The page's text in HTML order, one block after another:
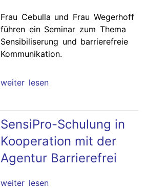
Frau Cebulla und Frau Wegerhoff
führen ein Seminar zum Thema
Sensibiliserung und barrierefreie
Kommunikation.
weiter lesen
SensiPro-Schulung in
Kooperation mit der
Agentur Barrierefrei
weiter lesen